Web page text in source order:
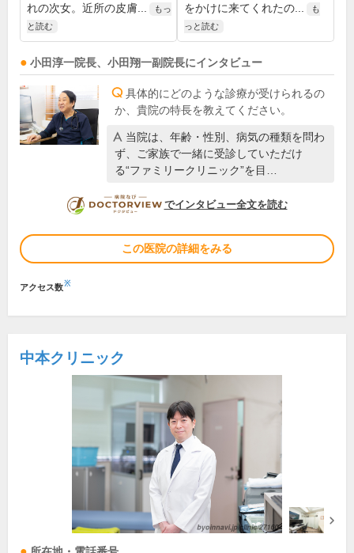
れの次女。近所の皮膚...
もっ
と読む
をかけに来てくれたの...
も
っと読む
小田淳一院長、 小田翔一副院長にインタビュー
具体的にどのような診療が受けられるの
か、貴院の特長を教えてください。
当院は、年齢・性別、病気の種類を問わ
ず、ご家族で一緒に受診していただけ
る“ファミリークリニック”を目…
DOCTORVIEW
でインタビュー全文を読む
この医院の詳細をみる
アクセス数※
中本クリニック